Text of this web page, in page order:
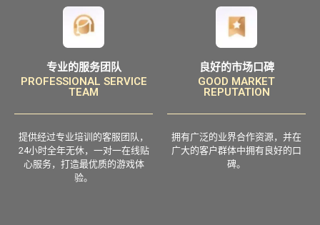
专业的服务团队
PROFESSIONAL SERVICE
TEAM
提供经过专业培训的客服团队，
24小时全年无休，一对一在线贴
心服务，打造最优质的游戏体
验。
良好的市场口碑
GOOD MARKET
REPUTATION
拥有广泛的业界合作资源，并在
广大的客户群体中拥有良好的口
碑。